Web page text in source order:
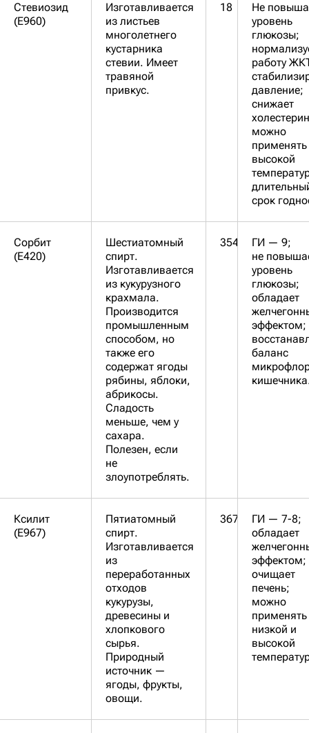
Стевиозид
(Е960)
Изготавливается
из листьев
многолетнего
кустарника
стевии. Имеет
травяной
привкус.
18
Не
уровень
глюкозы;
работу
давление;
снижает
можно
высокой
срок
Сорбит
(Е420)
Шестиатомный
спирт.
Изготавливается
из кукурузного
крахмала.
Производится
промышленным
способом, но
также его
содержат ягоды
рябины, яблоки,
абрикосы.
Сладость
меньше, чем у
сахара.
Полезен, если
не
злоупотреблять.
354
ГИ — 9;
не
уровень
глюкозы;
обладает
эффектом;
баланс
Ксилит
(E967)
Пятиатомный
спирт.
Изготавливается
из
переработанных
отходов
кукурузы,
древесины и
хлопкового
сырья.
Природный
источник —
ягоды, фрукты,
овощи.
367
ГИ — 7-8;
обладает
эффектом;
очищает
печень;
можно
низкой и
высокой